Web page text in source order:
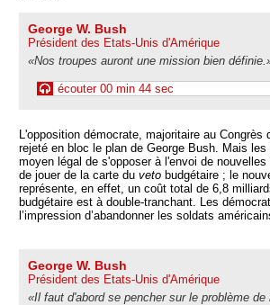
George W. Bush
Président des Etats-Unis d'Amérique
«Nos troupes auront une mission bien
écouter 00 min 44 sec
L'opposition démocrate, majoritaire au Congrès
rejeté en bloc le plan de George Bush. Mais
moyen légal de s'opposer à l'envoi de
de jouer de la carte du veto budgétaire ; le
représente, en effet, un coût total de 6,8
budgétaire est à double-tranchant. Les
l’impression d’abandonner les soldats
George W. Bush
Président des Etats-Unis d'Amérique
«Il faut d'abord se pencher sur le problème